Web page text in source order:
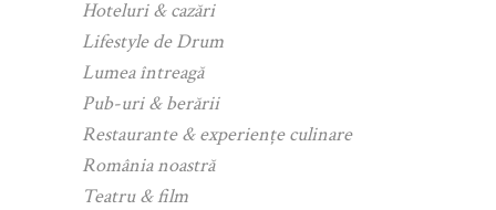
Hoteluri & cazări
Lifestyle de Drum
Lumea întreagă
Pub-uri & berării
Restaurante & experiențe culinare
România noastră
Teatru & film